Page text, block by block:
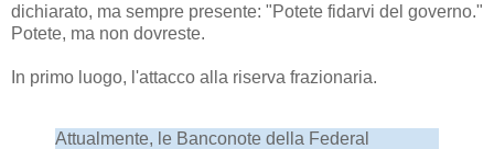
dichiarato, ma sempre presente: "Potete fidarvi del governo."
Potete, ma non dovreste.
In primo luogo, l'attacco alla riserva frazionaria.
Attualmente, le Banconote della Federal